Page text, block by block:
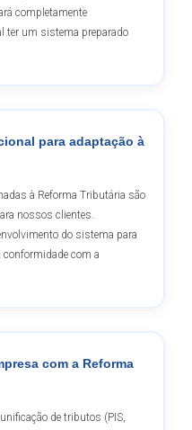
completamente
ter um sistema preparado
para adaptação à
à Reforma Tributária são
nossos clientes.
do sistema para
conformidade com a
com a Reforma
de tributos (PIS,